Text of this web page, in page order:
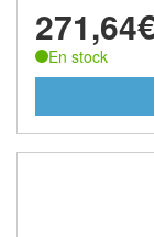
En stock